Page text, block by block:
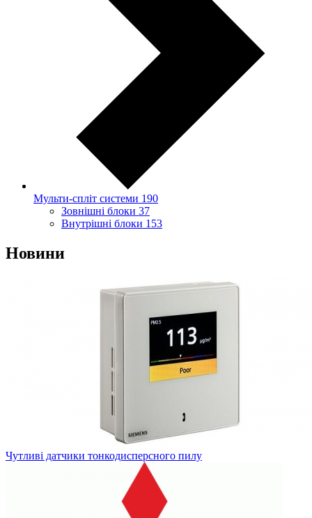
Мульти-спліт системи 190
Зовнішні блоки 37
Внутрішні блоки 153
Новини
Чутливі датчики тонкодисперсного пилу